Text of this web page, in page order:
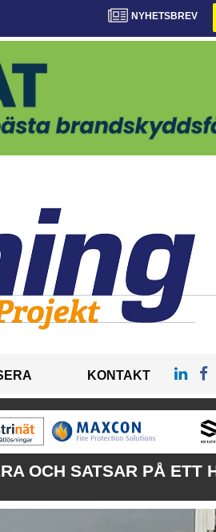
NYHETSBREV
KONTAKT
OCH SATSAR PÅ ETT